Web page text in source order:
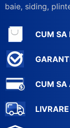
baie, siding,
CUM SA
CUM SA
LIVRARE